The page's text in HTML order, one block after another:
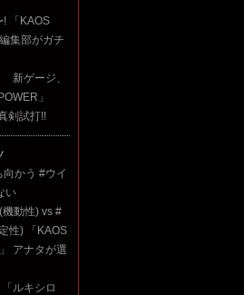
! 「KAOS
集部がガチ
新ゲージ、
」
剣試打!!
向かう #ウイ
い
動性) vs #
性) 「KAOS
アナタが選
ルキシロ